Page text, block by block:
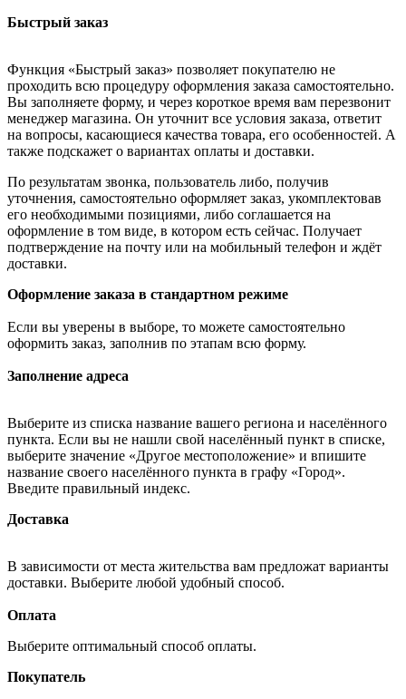
Быстрый заказ
Функция «Быстрый заказ» позволяет покупателю не
проходить всю процедуру оформления заказа самостоятельно.
Вы заполняете форму, и через короткое время вам перезвонит
менеджер магазина. Он уточнит все условия заказа, ответит
на вопросы, касающиеся качества товара, его особенностей. А
также подскажет о вариантах оплаты и доставки.
По результатам звонка, пользователь либо, получив
уточнения, самостоятельно оформляет заказ, укомплектовав
его необходимыми позициями, либо соглашается на
оформление в том виде, в котором есть сейчас. Получает
подтверждение на почту или на мобильный телефон и ждёт
доставки.
Оформление заказа в стандартном режиме
Если вы уверены в выборе, то можете самостоятельно
оформить заказ, заполнив по этапам всю форму.
Заполнение адреса
Выберите из списка название вашего региона и населённого
пункта. Если вы не нашли свой населённый пункт в списке,
выберите значение «Другое местоположение» и впишите
название своего населённого пункта в графу «Город».
Введите правильный индекс.
Доставка
В зависимости от места жительства вам предложат варианты
доставки. Выберите любой удобный способ.
Оплата
Выберите оптимальный способ оплаты.
Покупатель